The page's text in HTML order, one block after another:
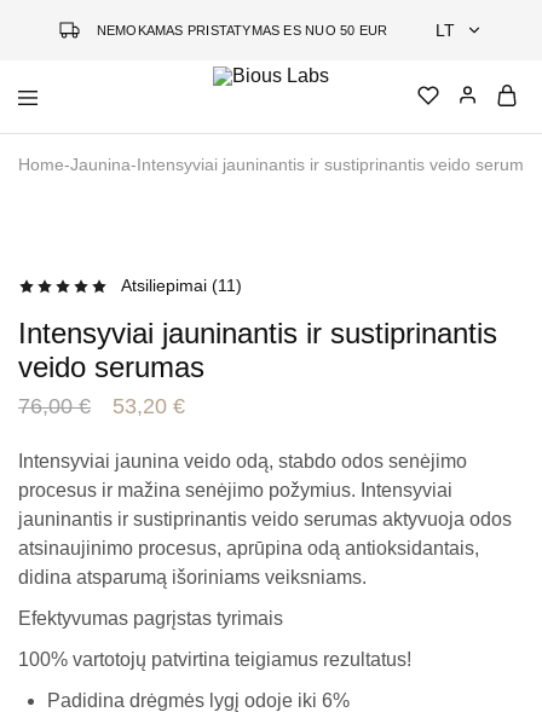
NEMOKAMAS PRISTATYMAS ES NUO 50 EUR LT
LT
EN
Bious
Jauninanti
kosmetika
grįsta
Home-Jaunina-Intensyviai jauninantis ir sustiprinantis veido serumas
Atsiliepimai (11)
Intensyviai jauninantis ir sustiprinantis
veido serumas
76,00€ 53,20 €
Intensyviai jaunina veido odą, stabdo odos senėjimo
procesus ir mažina senėjimo požymius. Intensyviai
jauninantis ir sustiprinantis veido serumas aktyvuoja odos
atsinaujinimo procesus, aprūpina odą antioksidantais,
didina atsparumą išoriniams veiksniams.
Efektyvumas pagrįstas tyrimais
100% vartotojų patvirtina teigiamus rezultatus!
Padidina drėgmės lygį odoje iki 6%